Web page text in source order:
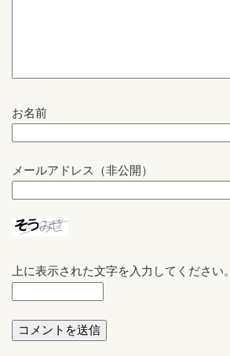
お名前
メールアドレス（非公開）
上に表示された文字を入力してください。